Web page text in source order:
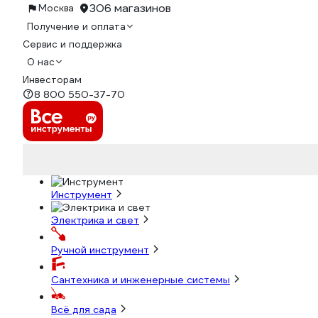
Москва 306 магазинов
Получение и оплата
Сервис и поддержка
О нас
Инвесторам
8 800 550-37-70
Инструмент
Электрика и свет
Ручной инструмент
Сантехника и инженерные системы
Всё для сада